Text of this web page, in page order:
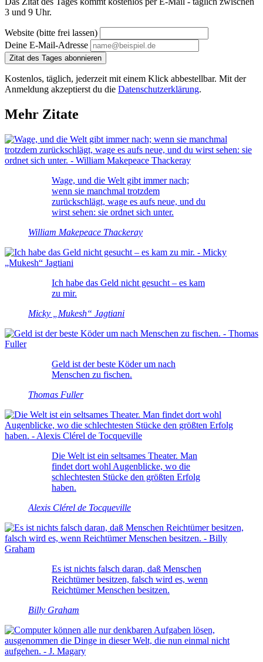
3 und 9 Uhr.
Website (bitte frei lassen)
Deine E-Mail-Adresse
Zitat des Tages abonnieren
Kostenlos, täglich, jederzeit mit einem Klick abbestellbar. Mit der
Anmeldung akzeptierst du die Datenschutzerklärung.
Mehr Zitate
Wage, und die Welt gibt immer nach;
wenn sie manchmal trotzdem
zurückschlägt, wage es aufs neue, und du
wirst sehen: sie ordnet sich unter.
William Makepeace Thackeray
Ich habe das Geld nicht gesucht – es kam
zu mir.
Micky „Mukesh“ Jagtiani
Geld ist der beste Köder um nach
Menschen zu fischen.
Thomas Fuller
Die Welt ist ein seltsames Theater. Man
findet dort wohl Augenblicke, wo die
schlechtesten Stücke den größten Erfolg
haben.
Alexis Clérel de Tocqueville
Es ist nichts falsch daran, daß Menschen
Reichtümer besitzen, falsch wird es, wenn
Reichtümer Menschen besitzen.
Billy Graham